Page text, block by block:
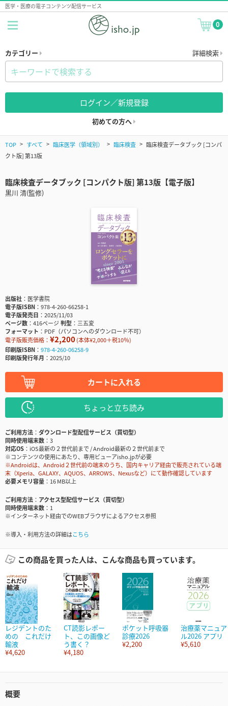
医学・医療の電子コンテンツ配信サービス
0
カテゴリー 詳細検索
ログイン／新規登録
初めての方へ
TOP すべて 臨床医学（領域別） 臨床検査
臨床検査データブック [コンパ
クト版] 第13版
臨床検査データブック [コンパクト版] 第13版【電子版】
黒川 清(監修)
出版社
医学書院
電子版ISBN
978-4-260-66258-1
電子版発売日
2025/11/03
ページ数
416ページ判型
三五変
フォーマット
PDF（パソコンへのダウンロード不可）
電子版販売価格： ¥2,200(本体¥2,000＋税10％)
印刷版ISBN
978-4-260-06258-9
印刷版発行年月
2025/10
カートに入れる
ちょっと立ち読み
ご利用方法
ダウンロード型配信サービス（買切型）
同時使用端末数
3
対応OS
iOS最新の２世代前まで / Android最新の２世代前まで
※コンテンツの使用にあたり、専用ビューアisho.jpが必要
※Androidは、Android２世代前の端末のうち、国内キャリア経由で販売されている端
末（Xperia、GALAXY、AQUOS、ARROWS、Nexusなど）にて動作確認しています
必要メモリ容量
16 MB以上
ご利用方法
アクセス型配信サービス（買切型）
同時使用端末数
1
※インターネット経由でのWEBブラウザによるアクセス参照
※導入・利用方法の詳細はこちら
この商品を買った人は、こんな商品も買っています。
レジデントのた
めの これだけ
輸液
¥4,620
CT読影レポー
ト、この画像ど
う書く？
¥4,180
ポケット呼吸器
診療2026
¥2,200
治療薬マニュア
ル2026 アプリ
¥5,610
概要